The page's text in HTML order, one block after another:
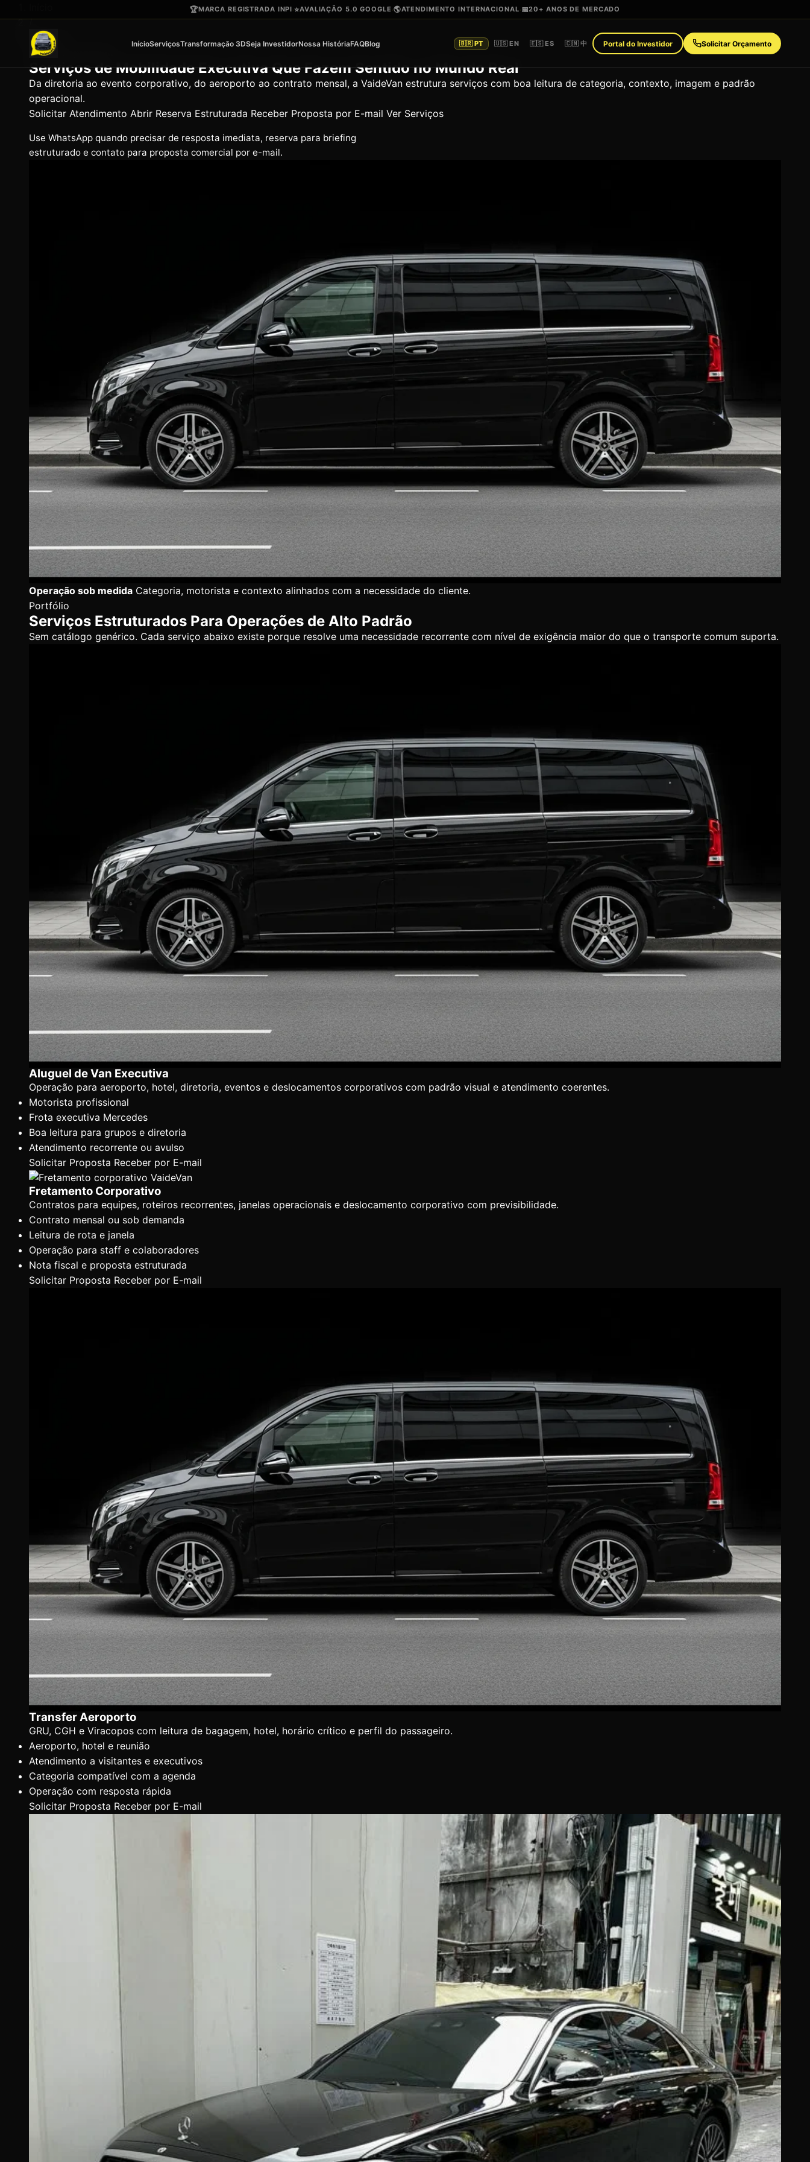
🏆MARCA REGISTRADA INPI·⭐AVALIAÇÃO 5.0 GOOGLE ·🌎ATENDIMENTO INTERNACIONAL·📅20+ ANOS DE MERCADO
InícioServiçosTransformação 3DSeja InvestidorNossa HistóriaFAQBlog 🇧🇷 PT 🇺🇸 EN 🇪🇸 ES 🇨🇳 中 Portal do Investidor Solicitar Orçamento
/
Serviços
Soluções premium
Serviços de Mobilidade Executiva Que Fazem Sentido no Mundo Real
Da diretoria ao evento corporativo, do aeroporto ao contrato mensal, a VaideVan estrutura serviços com boa leitura de categoria, contexto, imagem e padrão
operacional.
Solicitar Atendimento Abrir Reserva Estruturada Receber Proposta por E-mail Ver Serviços
Use WhatsApp quando precisar de resposta imediata, reserva para briefing
estruturado e contato para proposta comercial por e-mail.
Operação sob medida Categoria, motorista e contexto alinhados com a necessidade do cliente.
Portfólio
Serviços Estruturados Para Operações de Alto Padrão
Sem catálogo genérico. Cada serviço abaixo existe porque resolve uma necessidade recorrente com nível de exigência maior do que o transporte comum suporta.
Aluguel de Van Executiva
Operação para aeroporto, hotel, diretoria, eventos e deslocamentos corporativos com padrão visual e atendimento coerentes.
Motorista profissional
Frota executiva Mercedes
Boa leitura para grupos e diretoria
Atendimento recorrente ou avulso
Solicitar Proposta Receber por E-mail
Fretamento Corporativo
Contratos para equipes, roteiros recorrentes, janelas operacionais e deslocamento corporativo com previsibilidade.
Contrato mensal ou sob demanda
Leitura de rota e janela
Operação para staff e colaboradores
Nota fiscal e proposta estruturada
Solicitar Proposta Receber por E-mail
Transfer Aeroporto
GRU, CGH e Viracopos com leitura de bagagem, hotel, horário crítico e perfil do passageiro.
Aeroporto, hotel e reunião
Atendimento a visitantes e executivos
Categoria compatível com a agenda
Operação com resposta rápida
Solicitar Proposta Receber por E-mail